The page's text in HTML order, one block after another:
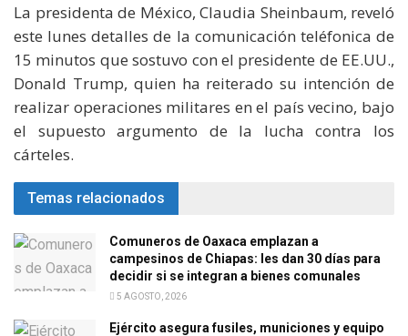
La presidenta de México, Claudia Sheinbaum, reveló
este lunes detalles de la comunicación teléfonica de
15 minutos que sostuvo con el presidente de EE.UU.,
Donald Trump, quien ha reiterado su intención de
realizar operaciones militares en el país vecino, bajo
el supuesto argumento de la lucha contra los
cárteles.
Temas relacionados
Comuneros de Oaxaca emplazan a
campesinos de Chiapas: les dan 30 días para
decidir si se integran a bienes comunales
5 AGOSTO, 2026
Ejército asegura fusiles, municiones y equipo